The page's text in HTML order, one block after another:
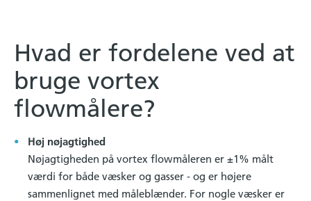
Hvad er fordelene ved at
bruge vortex
flowmålere?
Høj nøjagtighed
Nøjagtigheden på vortex flowmåleren er ±1% målt
værdi for både væsker og gasser - og er højere
sammenlignet med måleblænder. For nogle væsker er